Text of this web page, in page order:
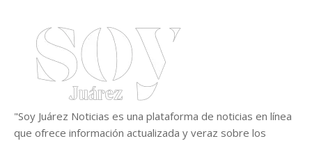
"Soy Juárez Noticias es una plataforma de noticias en línea
que ofrece información actualizada y veraz sobre los